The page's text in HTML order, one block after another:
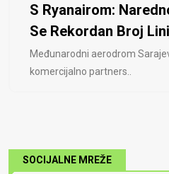
S Ryanairom:
Se Rekordan Broj
Međunarodni aerodrom
komercijalno partners..
SOCIJALNE MREŽE